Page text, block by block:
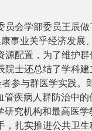
员会学部委员王辰做
事业关乎经济发展
源配置，为了维护
士还总结了学科建
参与群医学实践。
管疾病人群防治中的
究机构和最高医学
，扎实推进公共卫